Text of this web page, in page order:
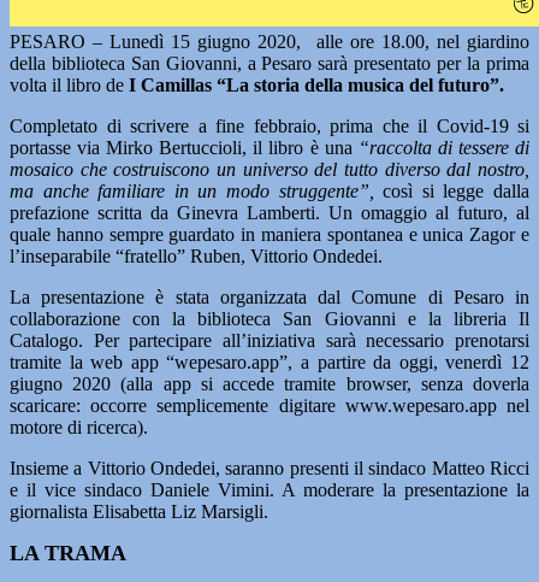
PESARO – Lunedì 15 giugno 2020, alle ore 18.00, nel giardino
della biblioteca San Giovanni, a Pesaro sarà presentato per la prima
volta il libro de I Camillas “La storia della musica del futuro”.
Completato di scrivere a fine febbraio, prima che il Covid-19 si
portasse via Mirko Bertuccioli, il libro è una “raccolta di tessere di
mosaico che costruiscono un universo del tutto diverso dal nostro,
ma anche familiare in un modo struggente”,
così si legge dalla
prefazione scritta da Ginevra Lamberti. Un omaggio al futuro, al
quale hanno sempre guardato in maniera spontanea e unica Zagor e
l’inseparabile “fratello” Ruben, Vittorio Ondedei.
La presentazione è stata organizzata dal Comune di Pesaro in
collaborazione con la biblioteca San Giovanni e la libreria Il
Catalogo. Per partecipare all’iniziativa sarà necessario prenotarsi
tramite la web app “wepesaro.app”, a partire da oggi, venerdì 12
giugno 2020 (alla app si accede tramite browser, senza doverla
scaricare: occorre semplicemente digitare www.wepesaro.app nel
motore di ricerca).
Insieme a Vittorio Ondedei, saranno presenti il sindaco Matteo Ricci
e il vice sindaco Daniele Vimini. A moderare la presentazione la
giornalista Elisabetta Liz Marsigli.
LA TRAMA